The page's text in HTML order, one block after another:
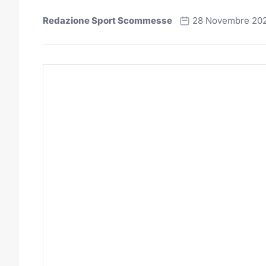
Redazione Sport Scommesse 28 Novembre